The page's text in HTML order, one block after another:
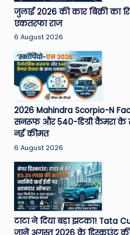
A
ro
u
n
d
T
h
e
W
o
rl
d
जुलाई 2026 की कार बिक्री का
एकतरफा राज
6 August 2026
2026 Mahindra Scorpio-N
सनरूफ और 540-डिग्री कैमरा के
नई कीमत
6 August 2026
टाटा ने दिया बड़ा झटका! Tata